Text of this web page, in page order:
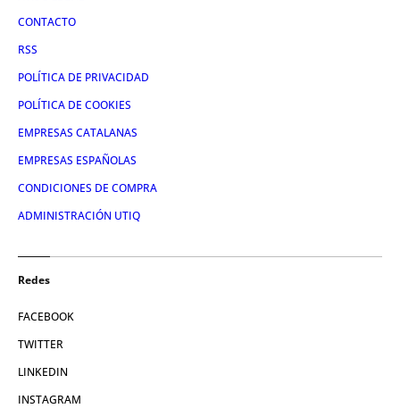
CONTACTO
RSS
POLÍTICA DE PRIVACIDAD
POLÍTICA DE COOKIES
EMPRESAS CATALANAS
EMPRESAS ESPAÑOLAS
CONDICIONES DE COMPRA
ADMINISTRACIÓN UTIQ
Redes
FACEBOOK
TWITTER
LINKEDIN
INSTAGRAM